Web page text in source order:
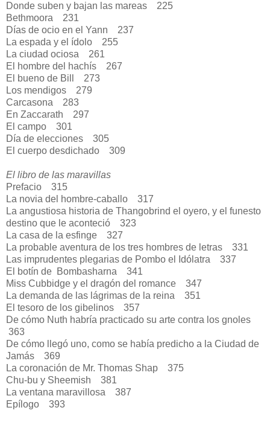
Donde suben y bajan las mareas
225
Bethmoora
231
Días de ocio en el Yann
237
La espada y el ídolo
255
La ciudad ociosa
261
El hombre del hachís
267
El bueno de Bill
273
Los mendigos
279
Carcasona
283
En Zaccarath
297
El campo
301
Día de elecciones
305
El cuerpo desdichado
309
El libro de las maravillas
Prefacio
315
La novia del hombre-caballo
317
La angustiosa historia de Thangobrind el oyero, y el funesto
destino que le aconteció
323
La casa de la esfinge
327
La probable aventura de los tres hombres de letras
331
Las imprudentes plegarias de Pombo el Idólatra
337
El botín de Bombasharna
341
Miss Cubbidge y el dragón del romance
347
La demanda de las lágrimas de la reina
351
El tesoro de los gibelinos
357
De cómo Nuth habría practicado su arte contra los gnoles
363
De cómo llegó uno, como se había predicho a la Ciudad de
Jamás
369
La coronación de Mr. Thomas Shap
375
Chu-bu y Sheemish
381
La ventana maravillosa
387
Epílogo
393